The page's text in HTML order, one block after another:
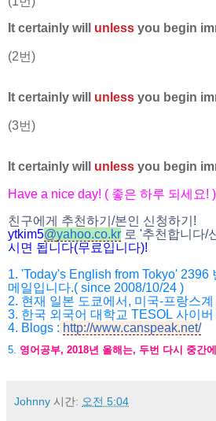
It certainly will unless you begin
(2번)
It certainly will unless you begin
(3번)
It certainly will unless you begin
Have a nice day! ( 좋은 하루 되세요! )
친구에게 추천하기 /본인 신청하기 !
ytkim5@yahoo.co.kr 로 '추천합니다/
시면 됩니다(무료입니다)!
1. 'Today's English from Tokyo' 2396
메일입니다.( since 2008/10/24 )
2. 현재 일본 도쿄에서 , 미국-프랑스
3. 한국 외국어 대학교 TESOL 사이버
4. Blogs : http://www.canspeak.net/
5. 영어공부, 2018년 올해는, 두번 다시 중간
Johnny 시간: 오전 5:04